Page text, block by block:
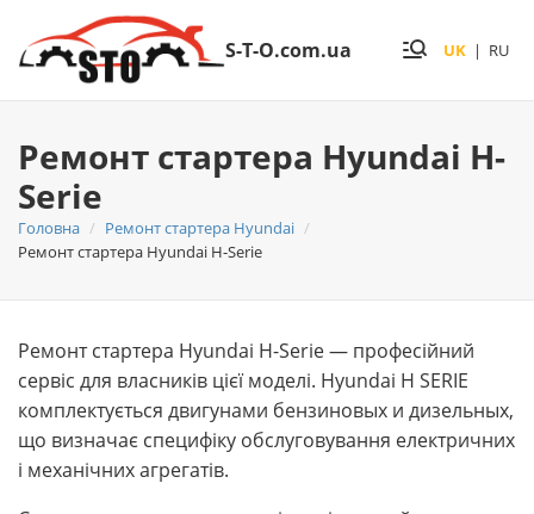
S-T-O.com.ua UK | RU
Ремонт стартера Hyundai H-
Serie
Головна
Ремонт стартера Hyundai
Ремонт стартера Hyundai H-Serie
Ремонт стартера Hyundai H-Serie — професійний
сервіс для власників цієї моделі. Hyundai H SERIE
комплектується двигунами бензиновых и дизельных,
що визначає специфіку обслуговування електричних
і механічних агрегатів.